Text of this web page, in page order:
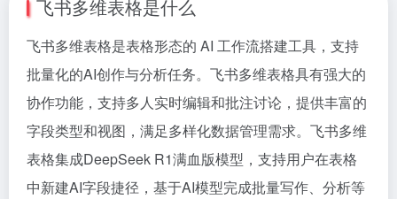
飞书多维表格是什么
飞书多维表格是表格形态的 AI 工作流搭建工具，支持
批量化的AI创作与分析任务。飞书多维表格具有强大的
协作功能，支持多人实时编辑和批注讨论，提供丰富的
字段类型和视图，满足多样化数据管理需求。飞书多维
表格集成DeepSeek R1满血版模型，支持用户在表格
中新建AI字段捷径，基于AI模型完成批量写作、分析等